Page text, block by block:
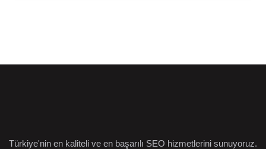
Türkiye'nin en kaliteli ve en başarılı SEO hizmetlerini sunuyoruz.